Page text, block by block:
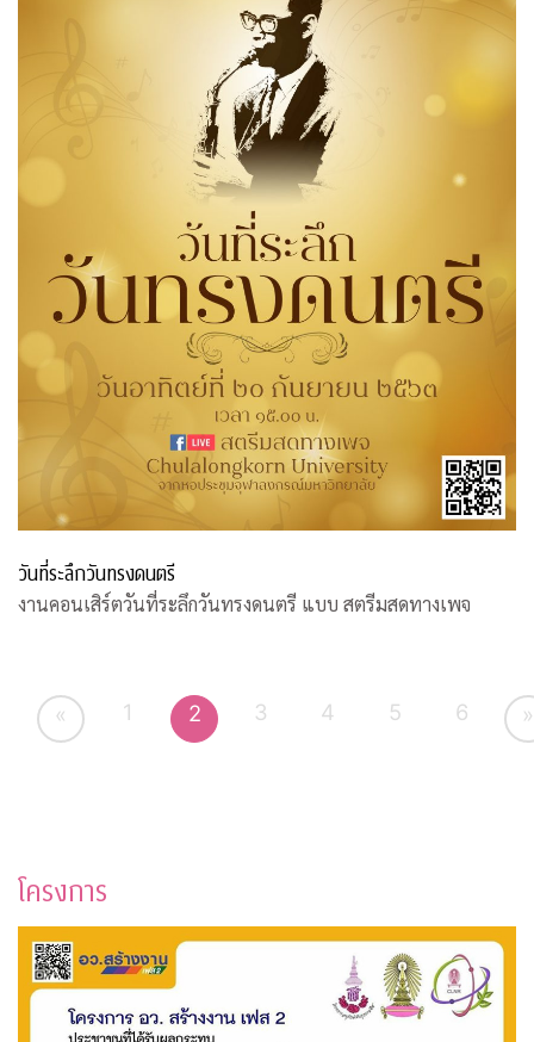
วันที่ระลึกวันทรงดนตรี
งานคอนเสิร์ตวันที่ระลึกวันทรงดนตรี แบบ สตรีมสดทางเพจ
« 1 2 3 4 5 6 »
โครงการ